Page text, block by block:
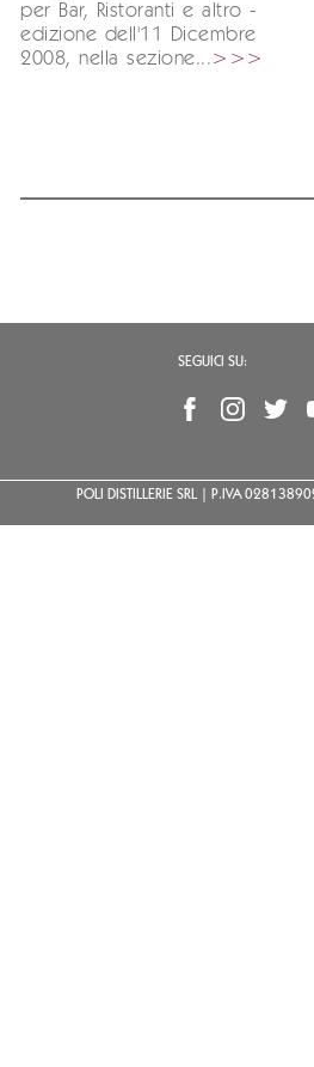
per Bar, Ristoranti e altro -
edizione dell'11 Dicembre
2008, nella sezione...>>>
SEGUICI SU:
POLI DISTILLERIE SRL | P.IVA